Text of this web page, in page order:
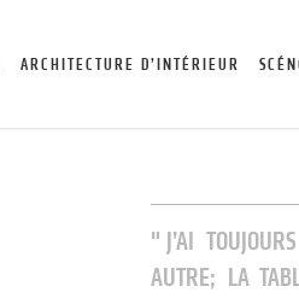
ARCHITECTURE D’INTÉRIEUR
J’AI
AUTRE; LA